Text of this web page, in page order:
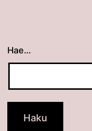
Hae…
Kun tuloksia tulee,